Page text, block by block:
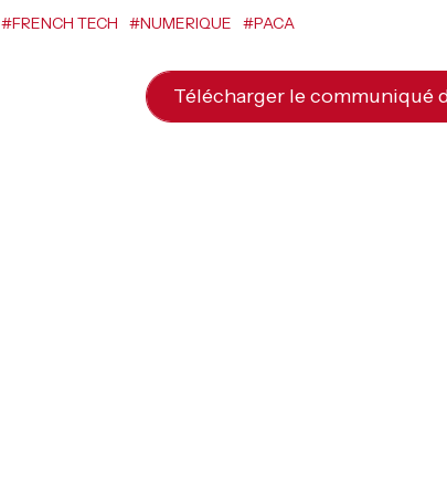
#FRENCH TECH #NUMERIQUE #PACA
Télécharger le communiqué